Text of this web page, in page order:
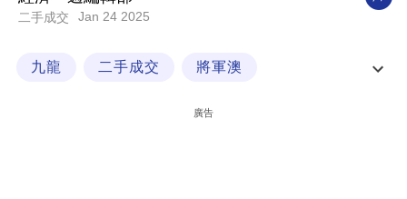
技
場
二手成交 Jan 24 2025
九龍 二手成交 將軍澳
廣告